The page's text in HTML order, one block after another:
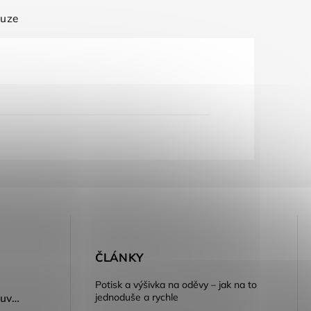
Dámský volnočasový nazouvák ARDON®JUNO - růžová
ČLÁNKY
Potisk a výšivka na oděvy – jak na to
jednoduše a rychle